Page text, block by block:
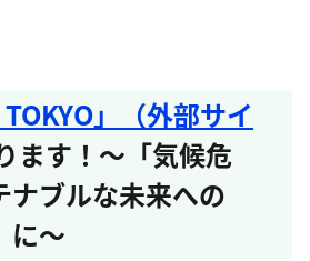
TOKYO」（外部サイ
ます！～「気候危
ナブルな未来への
に～